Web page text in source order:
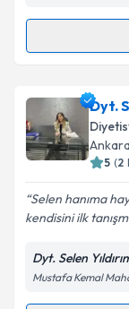
Kişisel
Dyt.
Size bu
Kişisel
Metni
Dyt.
Ankara
5 (2
Selen hanıma
kendisini ilk
Dyt. Selen
Mustafa Kemal